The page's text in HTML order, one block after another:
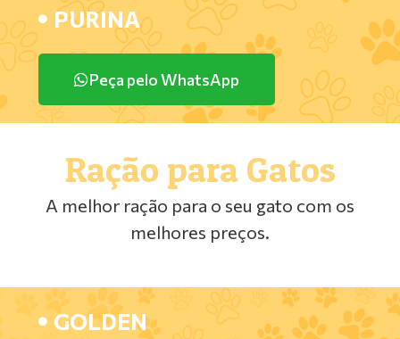
PURINA
Peça pelo WhatsApp
Ração para Gatos
A melhor ração para o seu gato com os
melhores preços.
GOLDEN